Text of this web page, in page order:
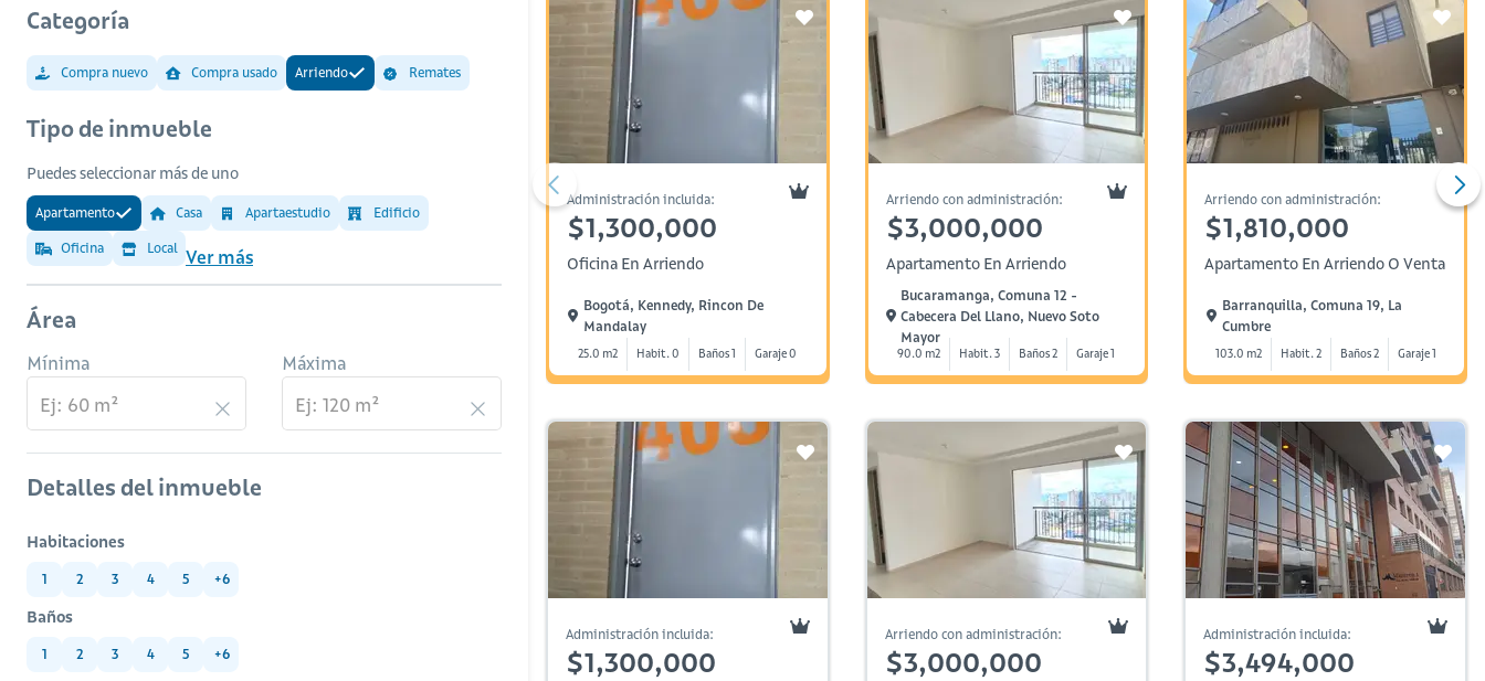
Categoría
Compra nuevo Compra usado Arriendo Remates
Tipo de inmueble
Puedes seleccionar más de uno
Apartamento Casa Apartaestudio Edificio
Oficina Local Ver más
Área
Mínima Máxima
Detalles del inmueble
Habitaciones
1 2 3 4 5 +6
Baños
1 2 3 4 5 +6
Administración incluida:
$1,300,000
Oficina En Arriendo
Bogotá, Kennedy, Rincon De
Mandalay
25.0 m2 Habit. 0 Baños 1 Garaje 0
Arriendo con administración:
$3,000,000
Apartamento En Arriendo
Bucaramanga, Comuna 12 -
Cabecera Del Llano, Nuevo Soto
Mayor
90.0 m2 Habit. 3 Baños 2 Garaje 1
Arriendo con administración:
$1,810,000
Apartamento En Arriendo O Venta
Barranquilla, Comuna 19, La
Cumbre
103.0 m2 Habit. 2 Baños 2 Garaje 1
Administración incluida:
$1,300,000
Arriendo con administración:
$3,000,000
Administración incluida:
$3,494,000